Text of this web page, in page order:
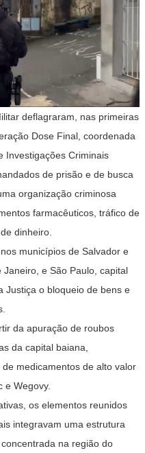
deflagraram, nas primeiras
Dose Final , coordenada
Investigações Criminais
de prisão e de busca
organização criminosa
farmacêuticos, tráfico de
dinheiro.
municípios de Salvador e
Janeiro, e São Paulo, capital
Justiça o bloqueio de bens e
da apuração de roubos
da capital baiana,
medicamentos de alto valor
e Wegovy.
os elementos reunidos
integravam uma estrutura
na região do